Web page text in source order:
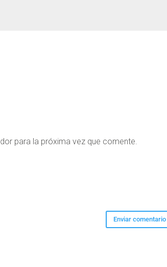
para la próxima vez que comente.